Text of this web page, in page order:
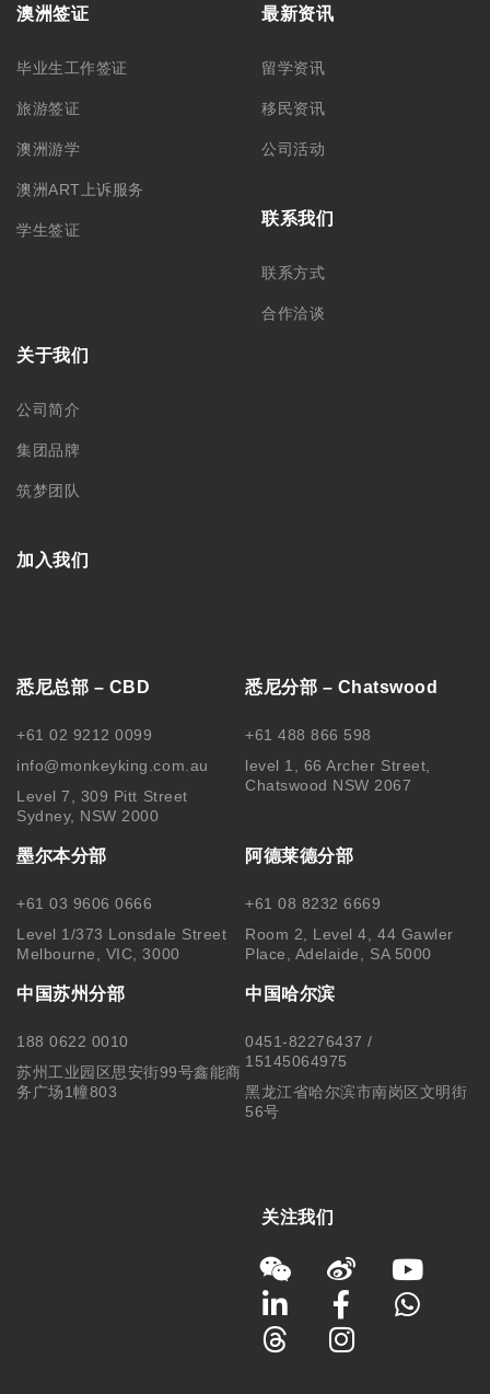
澳洲签证
毕业生工作签证
旅游签证
澳洲游学
澳洲ART上诉服务
学生签证
最新资讯
留学资讯
移民资讯
公司活动
联系我们
联系方式
合作洽谈
关于我们
公司简介
集团品牌
筑梦团队
加入我们
悉尼总部 – CBD
+61 02 9212 0099
info@monkeyking.com.au
Level 7, 309 Pitt Street
Sydney, NSW 2000
悉尼分部 – Chatswood
+61 488 866 598
level 1, 66 Archer Street,
Chatswood NSW 2067
墨尔本分部
+61 03 9606 0666
Level 1/373 Lonsdale Street
Melbourne, VIC, 3000
阿德莱德分部
+61 08 8232 6669
Room 2, Level 4, 44 Gawler
Place, Adelaide, SA 5000
中国苏州分部
188 0622 0010
苏州工业园区思安街99号鑫能商
务广场1幢803
中国哈尔滨
0451-82276437 /
15145064975
黑龙江省哈尔滨市南岗区文明街
56号
关注我们